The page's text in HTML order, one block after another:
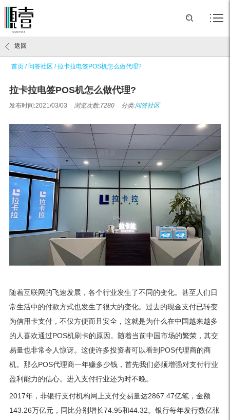
首页 /问答社区 /拉卡拉电签POS机怎么做代理?
返回
拉卡拉电签POS机怎么做代理?
发布时间:2021/03/03 浏览次数:7280 分类:问答社区
随着互联网的飞速发展，各个行业发生了不同的变化。甚至人们日
常生活中的付款方式也发生了很大的变化。过去的现金支付已转变
为信用卡支付，不仅方便而且安全，这就是为什么在中国越来越多
的人喜欢通过POS机刷卡的原因。随着当前中国市场的繁荣，其交
易量也非常令人惊讶。这使许多投资者可以看到POS代理商的商
机。那么POS代理商一年赚多少钱，首先我们必须增强对支付行业
盈利能力的信心。进入支付行业还为时不晚。
2017年，非银行支付机构网上支付交易量达2867.47亿笔，金额
143.26万亿元，同比分别增长74.95和44.32。银行每年发行数亿张